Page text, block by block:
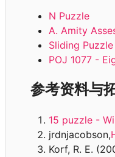
N Puzzle
A. Amity
Sliding Puzzle
POJ 1077 -
参考资料与
15 puzzle -
jrdnjacobson,
Korf, R. E.